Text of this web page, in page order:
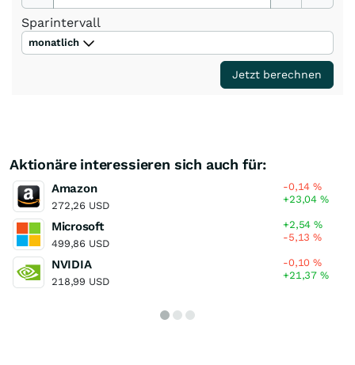
Sparintervall
monatlich
Jetzt berechnen
Aktionäre interessieren sich auch für:
Amazon
272,26 USD
-0,14%
+23,04%
Microsoft
499,86 USD
+2,54%
-5,13%
NVIDIA
218,99 USD
-0,10%
+21,37%